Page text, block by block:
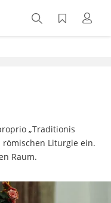
„Traditionis
Liturgie ein.
Raum.